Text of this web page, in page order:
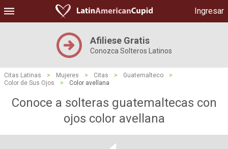
Ingresar
Afiliese Gratis
Conozca Solteros Latinos
Citas Latinas > Mujeres > Citas > Guatemalteco
>
Color de Sus Ojos
> Color avellana
Conoce a solteras guatemaltecas con
ojos color avellana